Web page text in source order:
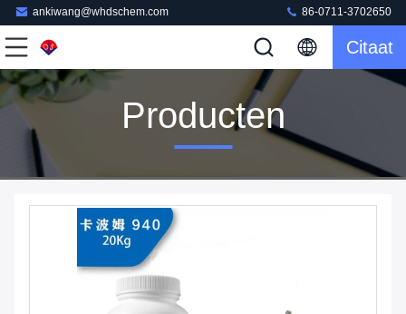
ankiwang@whdschem.com 86-0711-3702650
Citaat
Producten